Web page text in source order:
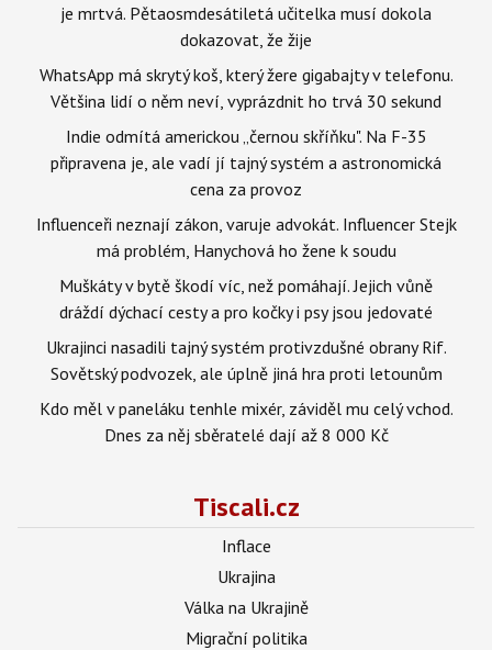
je mrtvá. Pětaosmdesátiletá učitelka musí dokola
dokazovat, že žije
WhatsApp má skrytý koš, který žere gigabajty v telefonu.
Většina lidí o něm neví, vyprázdnit ho trvá 30 sekund
Indie odmítá americkou „černou skříňku". Na F-35
připravena je, ale vadí jí tajný systém a astronomická
cena za provoz
Influenceři neznají zákon, varuje advokát. Influencer Stejk
má problém, Hanychová ho žene k soudu
Muškáty v bytě škodí víc, než pomáhají. Jejich vůně
dráždí dýchací cesty a pro kočky i psy jsou jedovaté
Ukrajinci nasadili tajný systém protivzdušné obrany Rif.
Sovětský podvozek, ale úplně jiná hra proti letounům
Kdo měl v paneláku tenhle mixér, záviděl mu celý vchod.
Dnes za něj sběratelé dají až 8 000 Kč
Tiscali.cz
Inflace
Ukrajina
Válka na Ukrajině
Migrační politika